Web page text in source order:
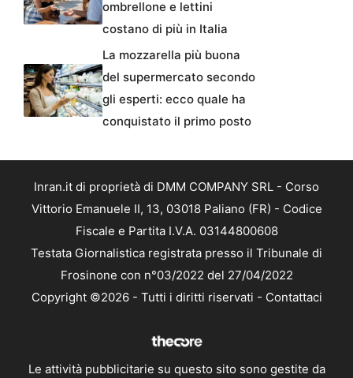
ombrellone e lettini
costano di più in Italia
La mozzarella più buona
del supermercato secondo
gli esperti: ecco quale ha
conquistato il primo posto
Inran.it di proprietà di DMM COMPANY SRL - Corso
Vittorio Emanuele II, 13, 03018 Paliano (FR) - Codice
Fiscale e Partita I.V.A. 03144800608
Testata Giornalistica registrata presso il Tribunale di
Frosinone con n°03/2022 del 27/04/2022
Copyright ©2026 - Tutti i diritti riservati - Contattaci
Le attività pubblicitarie su questo sito sono gestite da